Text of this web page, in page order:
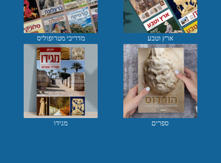
ארץ וטבע מדריכי מטרופוליס
ספרים מגידו